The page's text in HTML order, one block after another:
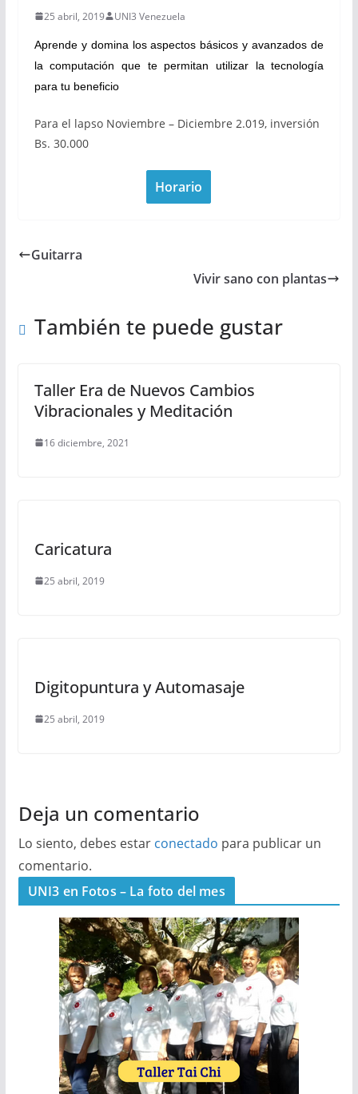
25 abril, 2019 UNI3 Venezuela
Aprende y domina los aspectos básicos y avanzados de
la computación que te permitan utilizar la tecnología
para tu beneficio
Para el lapso Noviembre – Diciembre 2.019, inversión
Bs. 30.000
Horario
Guitarra
Vivir sano con plantas
También te puede gustar
Taller Era de Nuevos Cambios
Vibracionales y Meditación
16 diciembre, 2021
Caricatura
25 abril, 2019
Digitopuntura y Automasaje
25 abril, 2019
Deja un comentario
Lo siento, debes estar conectado para publicar un
comentario.
UNI3 en Fotos – La foto del mes